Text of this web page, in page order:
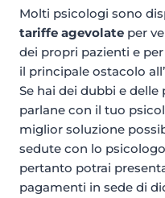
Molti psicologi sono
tariffe agevolate per
dei propri pazienti e
il principale ostacolo
Se hai dei dubbi e
parlane con il tuo
miglior soluzione
sedute con lo
pertanto potrai
pagamenti in sede di